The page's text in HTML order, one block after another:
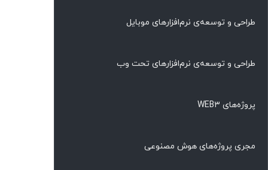
طراحی و توسعه‌ی نرم‌افزارهای موبایل
طراحی و توسعه‌ی نرم‌افزارهای تحت وب
پروژه‌های WEB۳
مجری پروژه‌های هوش مصنوعی